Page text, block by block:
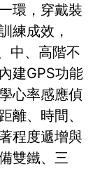
環，穿戴裝
練成效，
中、高階不
建GPS功能
心率感應偵
離、時間、
程度遞增與
雙鐵、三